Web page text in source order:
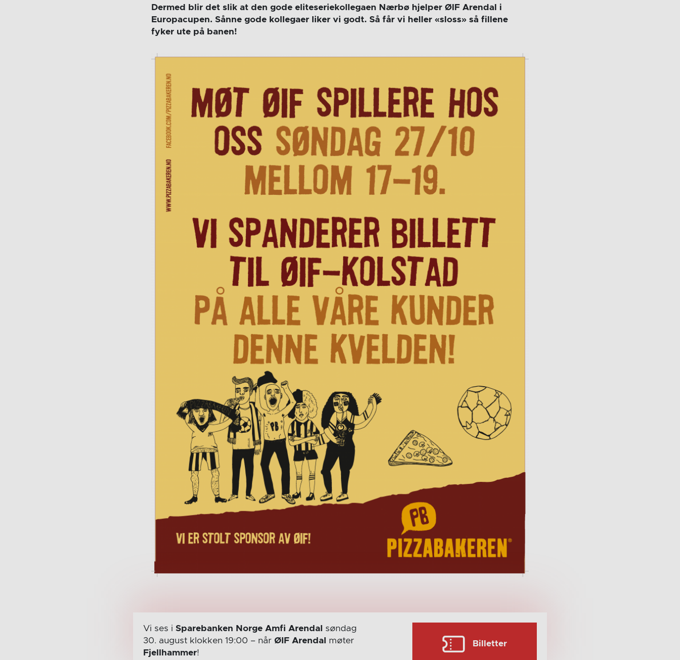
Dermed blir det slik at den gode eliteseriekollegaen Nærbø hjelper ØIF Arendal i
Europacupen. Sånne gode kollegaer liker vi godt. Så får vi heller «sloss» så fillene
fyker ute på banen!
Vi ses i Sparebanken Norge Amfi Arendal
søndag
30. august klokken 19:00 – når ØIF Arendal
møter
Fjellhammer!
Billetter